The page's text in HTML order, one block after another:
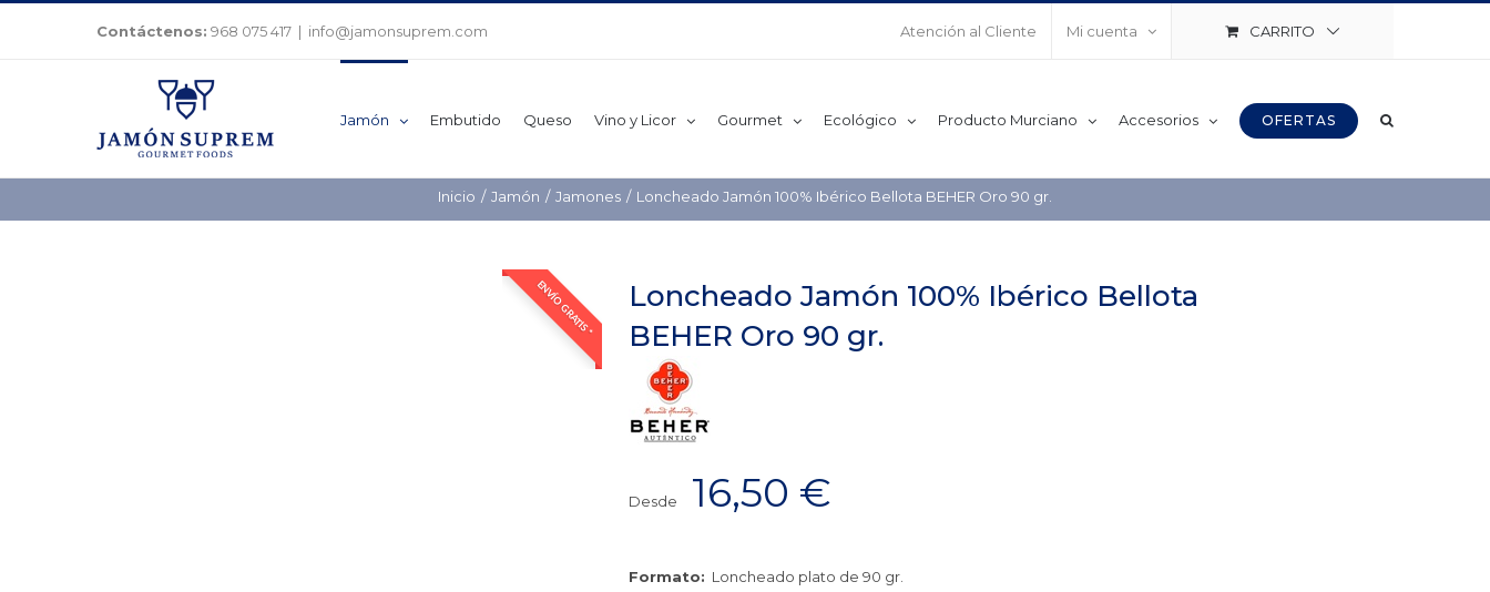
Contáctenos: 968 075 417 | info@jamonsuprem.com Atención al Cliente Mi cuenta CARRITO
Jamón Embutido Queso Vino y Licor Gourmet Ecológico Producto Murciano Accesorios OFERTAS
Inicio Jamón Jamones Loncheado Jamón 100% Ibérico Bellota BEHER Oro 90 gr.
ENVÍO GRATIS *
Loncheado Jamón 100% Ibérico Bellota
BEHER Oro 90 gr.
Desde 16,50 €
Formato: Loncheado plato de 90 gr.